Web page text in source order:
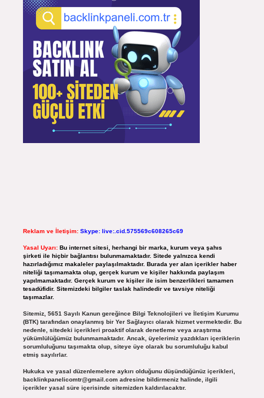
Reklam ve İletişim: Skype: live:.cid.575569c608265c69
Yasal Uyarı: Bu internet sitesi, herhangi bir marka, kurum veya şahıs
şirketi ile hiçbir bağlantısı bulunmamaktadır. Sitede yalnızca kendi
hazırladığımız makaleler paylaşılmaktadır. Burada yer alan içerikler haber
niteliği taşımamakta olup, gerçek kurum ve kişiler hakkında paylaşım
yapılmamaktadır. Gerçek kurum ve kişiler ile isim benzerlikleri tamamen
tesadüfidir. Sitemizdeki bilgiler taslak halindedir ve tavsiye niteliği
taşımazlar.
Sitemiz, 5651 Sayılı Kanun gereğince Bilgi Teknolojileri ve İletişim Kurumu
(BTK) tarafından onaylanmış bir Yer Sağlayıcı olarak hizmet vermektedir. Bu
nedenle, sitedeki içerikleri proaktif olarak denetleme veya araştırma
yükümlülüğümüz bulunmamaktadır. Ancak, üyelerimiz yazdıkları içeriklerin
sorumluluğunu taşımakta olup, siteye üye olarak bu sorumluluğu kabul
etmiş sayılırlar.
Hukuka ve yasal düzenlemelere aykırı olduğunu düşündüğünüz içerikleri,
backlinkpanelicomtr@gmail.comadresine bildirmeniz halinde, ilgili
içerikler yasal süre içerisinde sitemizden kaldırılacaktır.